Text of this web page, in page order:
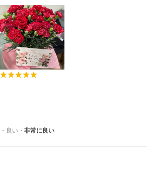
・ 良い ・ 非常に良い